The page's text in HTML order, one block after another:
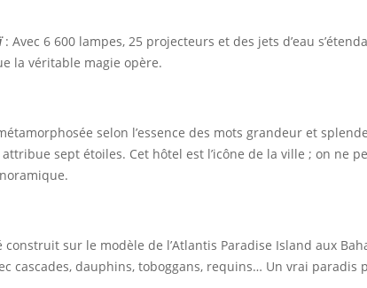
: Avec 6 600 lampes, 25 projecteurs et des jets d’eau
la véritable magie opère.
selon l’essence des mots grandeur et
sept étoiles. Cet hôtel est l’icône de la ville ; on
construit sur le modèle de l’Atlantis Paradise Island aux
cascades, dauphins, toboggans, requins… Un vrai